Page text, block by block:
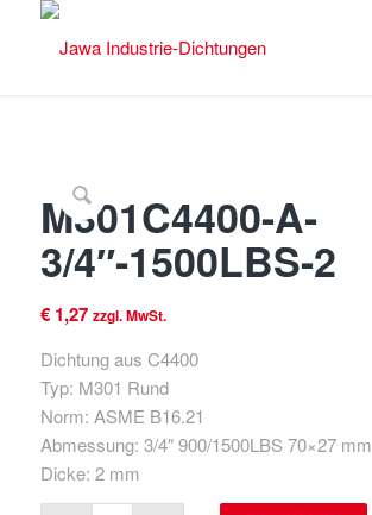
M301C4400-A-
3/4″-1500LBS-2
€1,27 zzgl. MwSt.
Dichtung aus C4400
Typ: M301 Rund
Norm: ASME B16.21
Abmessung: 3/4″ 900/1500LBS 70×27 mm
Dicke: 2 mm